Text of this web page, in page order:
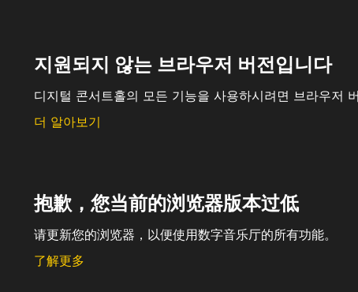
지원되지 않는 브라우저 버전입니다
디지털 콘서트홀의 모든 기능을 사용하시려면 브라우저
더 알아보기
抱歉，您当前的浏览器版本过低
请更新您的浏览器，以便使用数字音乐厅的所有功能。
了解更多